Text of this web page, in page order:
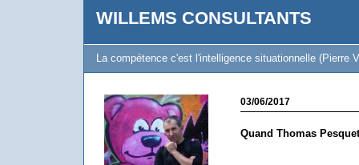
WILLEMS CONSULTANTS
La compétence c'est l'intelligence situationnelle (Pierre
03/06/2017
Quand Thomas